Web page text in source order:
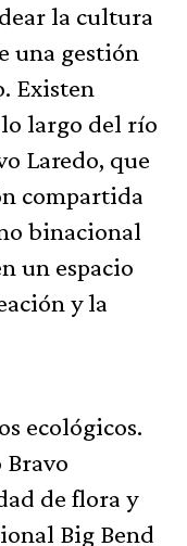
la cultura
una gestión
Existen
largo del río
Laredo, que
compartida
binacional
un espacio
y la
ecológicos.
Bravo
de flora y
Big Bend